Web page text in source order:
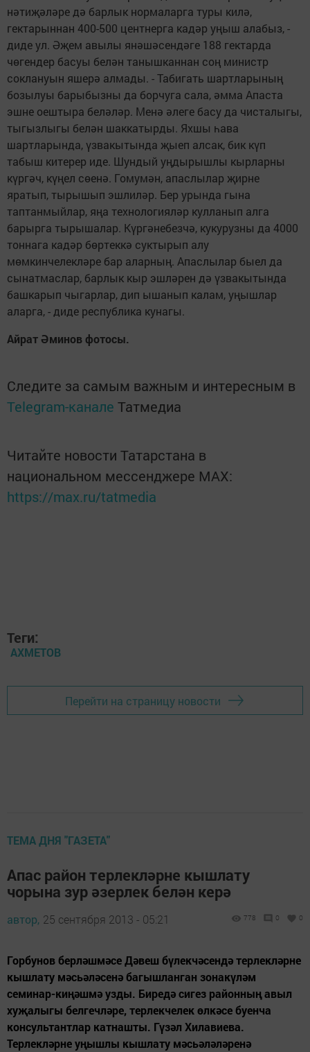
нәтиҗәләре дә барлык нормаларга туры килә,
гектарыннан 400-500 центнерга кадәр уңыш алабыз, -
диде ул. Әҗем авылы янәшәсендәге 188 гектарда
чөгендер басуы белән танышканнан соң министр
соклануын яшерә алмады. - Табигать шартларының
бозылуы барыбызны да борчуга сала, әмма Апаста
эшне оештыра беләләр. Менә әлеге басу да чисталыгы,
тыгызлыгы белән шаккатырды. Яхшы һава
шартларында, үзвакытында җыеп алсак, бик күп
табыш китерер иде. Шундый уңдырышлы кырларны
күргәч, күңел сөенә. Гомумән, апаслылар җирне
яратып, тырышып эшлиләр. Бер урында гына
таптанмыйлар, яңа технологияләр кулланып алга
барырга тырышалар. Күргәнебезчә, кукурузны да 4000
тоннага кадәр бөртеккә суктырып алу
мөмкинчелекләре бар аларның. Апаслылар быел да
сынатмаслар, барлык кыр эшләрен дә үзвакытында
башкарып чыгарлар, дип ышанып калам, уңышлар
аларга, - диде республика кунагы.
Айрат Әминов фотосы.
Следите за самым важным и интересным в
Telegram-канале Татмедиа
Читайте новости Татарстана в
национальном мессенджере MАХ:
https://max.ru/tatmedia
Теги:
АХМЕТОВ
Перейти на страницу новости
ТЕМА ДНЯ "ГАЗЕТА"
Апас район терлекләрне кышлату
чорына зур әзерлек белән керә
автор, 25 сентября 2013 - 05:21 778 0 0
Горбунов берләшмәсе Дәвеш бүлекчәсендә терлекләрне
кышлату мәсьәләсенә багышланган зонакүләм
семинар-киңәшмә узды. Биредә сигез районның авыл
хуҗалыгы белгечләре, терлекчелек өлкәсе буенча
консультантлар катнашты. Гүзәл Хилавиева.
Терлекләрне уңышлы кышлату мәсьәләләренә